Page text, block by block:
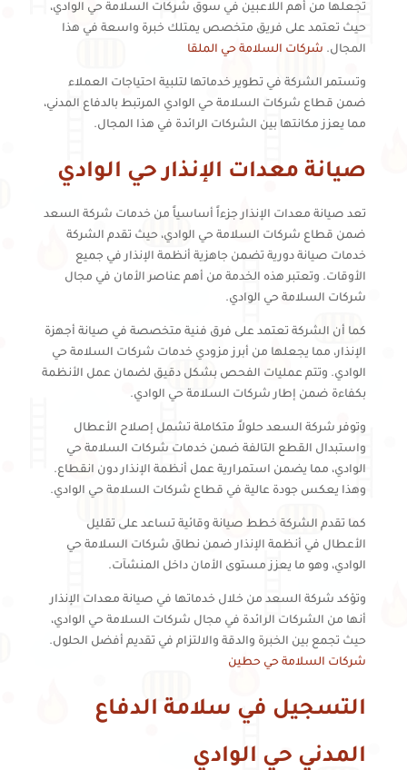
تجعلها من أهم اللاعبين في سوق شركات السلامة حي الوادي،
حيث تعتمد على فريق متخصص يمتلك خبرة واسعة في هذا
المجال. شركات السلامة حي الملقا
وتستمر الشركة في تطوير خدماتها لتلبية احتياجات العملاء
ضمن قطاع شركات السلامة حي الوادي المرتبط بالدفاع المدني،
مما يعزز مكانتها بين الشركات الرائدة في هذا المجال.
صيانة معدات الإنذار حي الوادي
تعد صيانة معدات الإنذار جزءاً أساسياً من خدمات شركة السعد
ضمن قطاع شركات السلامة حي الوادي، حيث تقدم الشركة
خدمات صيانة دورية تضمن جاهزية أنظمة الإنذار في جميع
الأوقات. وتعتبر هذه الخدمة من أهم عناصر الأمان في مجال
شركات السلامة حي الوادي.
كما أن الشركة تعتمد على فرق فنية متخصصة في صيانة أجهزة
الإنذار، مما يجعلها من أبرز مزودي خدمات شركات السلامة حي
الوادي. وتتم عمليات الفحص بشكل دقيق لضمان عمل الأنظمة
بكفاءة ضمن إطار شركات السلامة حي الوادي.
وتوفر شركة السعد حلولاً متكاملة تشمل إصلاح الأعطال
واستبدال القطع التالفة ضمن خدمات شركات السلامة حي
الوادي، مما يضمن استمرارية عمل أنظمة الإنذار دون انقطاع.
وهذا يعكس جودة عالية في قطاع شركات السلامة حي الوادي.
كما تقدم الشركة خطط صيانة وقائية تساعد على تقليل
الأعطال في أنظمة الإنذار ضمن نطاق شركات السلامة حي
الوادي، وهو ما يعزز مستوى الأمان داخل المنشآت.
وتؤكد شركة السعد من خلال خدماتها في صيانة معدات الإنذار
أنها من الشركات الرائدة في مجال شركات السلامة حي الوادي،
حيث تجمع بين الخبرة والدقة والالتزام في تقديم أفضل الحلول.
شركات السلامة حي حطين
التسجيل في سلامة الدفاع
المدني حي الوادي